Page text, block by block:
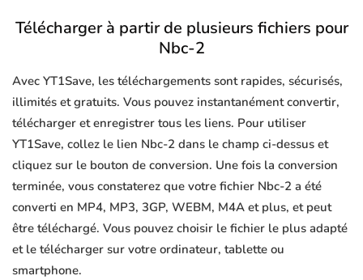
Télécharger à partir de plusieurs fichiers pour
Nbc-2
Avec YT1Save, les téléchargements sont rapides, sécurisés,
illimités et gratuits. Vous pouvez instantanément convertir,
télécharger et enregistrer tous les liens. Pour utiliser
YT1Save, collez le lien Nbc-2 dans le champ ci-dessus et
cliquez sur le bouton de conversion. Une fois la conversion
terminée, vous constaterez que votre fichier Nbc-2 a été
converti en MP4, MP3, 3GP, WEBM, M4A et plus, et peut
être téléchargé. Vous pouvez choisir le fichier le plus adapté
et le télécharger sur votre ordinateur, tablette ou
smartphone.